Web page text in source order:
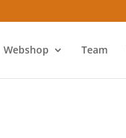
Webshop Team